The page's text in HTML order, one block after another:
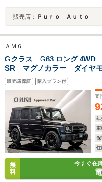
販売店： Ｐｕｒｏ Ａｕｔｏ
ＡＭＧ
Gクラス G63 ロング 4WD
SR マグノカラー ダイヤモ
ンテリア designoエクスク
designoレザーダッシュボ
7サラウンド
販売店保証 購入プラン付
支
年
車
保
住
無
料
今すぐ在